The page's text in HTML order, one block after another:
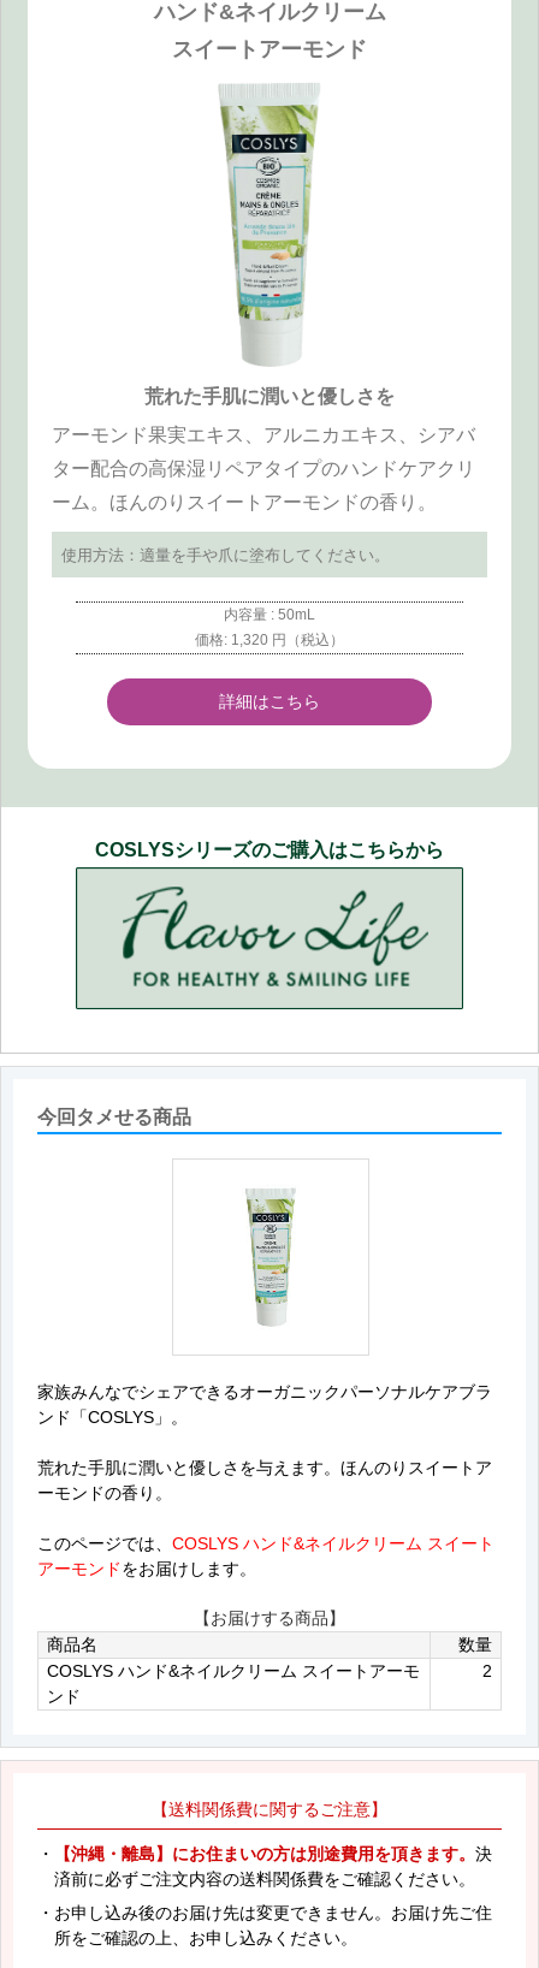
ハンド&ネイルクリーム
スイートアーモンド
荒れた手肌に潤いと優しさを
アーモンド果実エキス、アルニカエキス、シアバ
ター配合の高保湿リペアタイプのハンドケアクリ
ーム。ほんのりスイートアーモンドの香り。
使用方法：適量を手や爪に塗布してください。
内容量 : 50mL
価格: 1,320 円（税込）
詳細はこちら
COSLYSシリーズのご購入はこちらから
今回タメせる商品
家族みんなでシェアできるオーガニックパーソナルケアブラ
ンド「COSLYS」。
荒れた手肌に潤いと優しさを与えます。ほんのりスイートア
ーモンドの香り。
このページでは、 COSLYS ハンド&ネイルクリーム スイート
アーモンドをお届けします。
【お届けする商品】
商品名
数量
COSLYS ハンド&ネイルクリーム スイートアーモ
ンド
2
【送料関係費に関するご注意】
・ 【沖縄・離島】にお住まいの方は別途費用を頂きます。 決
済前に必ずご注文内容の送料関係費をご確認ください。
・お申し込み後のお届け先は変更できません。お届け先ご住
所をご確認の上、お申し込みください。